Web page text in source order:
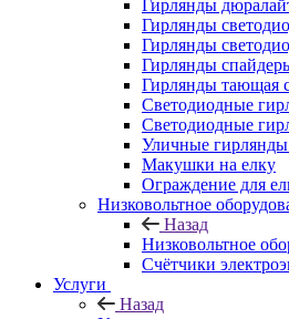
Гирлянды
Гирлянды
Гирлянды
Гирлянды
Гирлянды тающая
Светодиодные
Светодиодные
Уличные
Макушки на елку
Ограждение для
Низковольтное
Назад
Низковольтное
Счётчики
Услуги
Назад